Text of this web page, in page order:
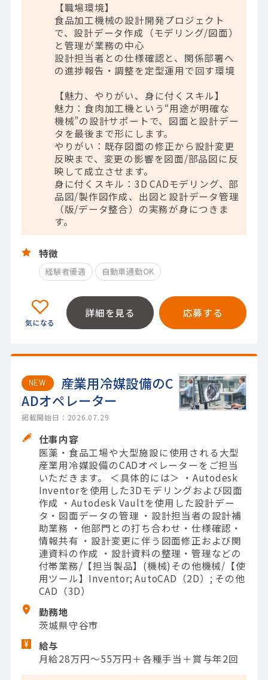
【職場環境】
食品加工機械の設計開発プロジェクト
で、設計データ作成（モデリング/図面）
と管理が業務の中心
設計担当者との仕様確認と、関係部署へ
の進捗報告・調整を定型運用で回す環境
【魅力、やりがい、身に付くスキル】
魅力：食肉加工機という“用途が明確な
機械”の設計サポートで、図面と設計デー
タを最後まで形にします。
やりがい：既存図面の修正から設計変更
反映まで、変更の影響を図面/部品図に反
映して成立させます。
身に付くスキル：3D CADモデリング、部
品図/製作図作成、出図と設計データ管理
（版/データ整合）の実務が身につきま
す。
特徴
経験者優遇 自動車通勤OK
詳細を見る 応募する
NEW
産業用冷媒設備のC
ADオペレーター
掲載開始日：2026.07.29
仕事内容
医薬・食品工場や大型施設に使用される大型
産業用冷媒設備のCADオペレーターをご担当
いただきます。 ＜具体的には＞ ・Autodesk
Inventorを使用した3Dモデリングおよび図面
作成 ・Autodesk Vaultを使用した設計デー
タ・図面データの管理 ・設計担当者の設計補
助業務 ・他部門との打ち合わせ・仕様確認・
情報共有 ・設計変更に伴う図面修正および関
連資料の作成 ・設計資料の整理・管理などの
付帯業務/【担当製品】(機械)その他機械/【使
用ツール】Inventor; AutoCAD（2D）; その他
CAD（3D）
勤務地
茨城県守谷市
給与
月給28万円～55万円＋各種手当＋賞与年2回